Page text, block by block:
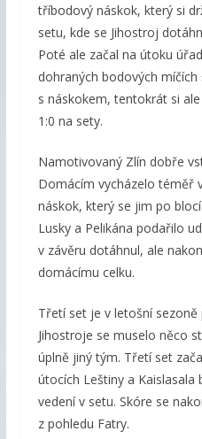
tříbodový náskok, který si
setu, kde se Jihostroj
Poté ale začal na útoku
dohraných bodových
s náskokem, tentokrát si
1:0 na sety.
Namotivovaný Zlín dobře
Domácím vycházelo téměř
náskok, který se jim po
Lusky a Pelikána podařilo
v závěru dotáhnul, ale
domácímu celku.
Třetí set je v letošní
Jihostroje se muselo něco
úplně jiný tým. Třetí set
útocích Leštiny a Kaislasala
vedení v setu. Skóre se
z pohledu Fatry.